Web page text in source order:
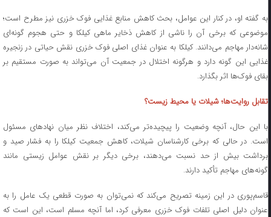
به گفته او، در کنار این عوامل، بحث کاهش منابع غذایی فوک خزری نیز مطرح است؛
موضوعی که برخی آن را ناشی از کاهش ذخایر ماهی کیلکا و حتی هجوم گونه‌ای
شانه‌دار مهاجم می‌دانند. کیلکا به عنوان غذای اصلی فوک خزری نقش حیاتی در زنجیره
غذایی این گونه دارد و هرگونه اختلال در جمعیت آن می‌تواند به صورت مستقیم بر
بقای فوک‌ها اثر بگذارد.
تقابل روایت‌ها؛ شیلات یا محیط زیست؟
با این حال، آنچه وضعیت را پیچیده‌تر می‌کند، اختلاف نظر میان نهادهای مسئول
است. در حالی که برخی کارشناسان شیلات، کاهش جمعیت کیلکا را به فشار صید و
برداشت بیش از حد نسبت می‌دهند، برخی دیگر بر نقش عوامل زیستی مانند
گونه‌های مهاجم تأکید دارند.
قاسم‌پوری در این زمینه تصریح می‌کند که نمی‌توان به صورت قطعی یک عامل را به
عنوان دلیل اصلی تلفات فوک خزری معرفی کرد، اما آنچه مسلم است، این است که